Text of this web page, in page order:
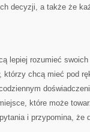
decyzji, a także że
lepiej rozumieć
którzy chcą mieć pod
które może
i przypomina, że